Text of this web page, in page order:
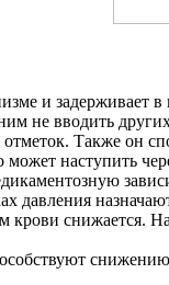
и
не вводить
Также он
наступить
давления
крови